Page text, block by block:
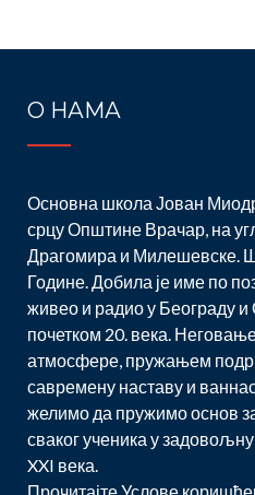
О НАМА
Основна школа Јован
срцу Општине Врачар, на
Драгомира и Милешевске.
Године. Добила је име по
живео и радио у Београду и
почетком 20. века.
атмосфере, пружањем
савремену наставу и
желимо да пружимо основ
сваког ученика у
XXI века.
Прочитајте Услове